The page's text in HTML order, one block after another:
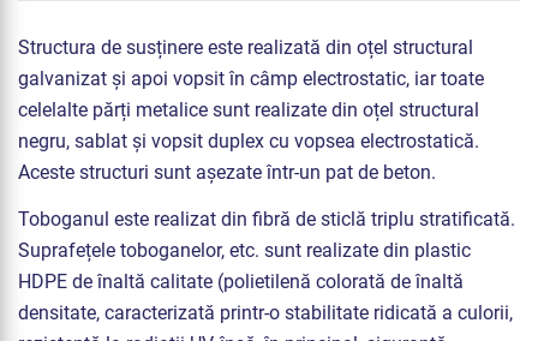
Structura de susținere este realizată din oțel structural
galvanizat și apoi vopsit în câmp electrostatic, iar toate
celelalte părți metalice sunt realizate din oțel structural
negru, sablat și vopsit duplex cu vopsea electrostatică.
Aceste structuri sunt așezate într-un pat de beton.
Toboganul este realizat din fibră de sticlă triplu stratificată.
Suprafețele toboganelor, etc. sunt realizate din plastic
HDPE de înaltă calitate (polietilenă colorată de înaltă
densitate, caracterizată printr-o stabilitate ridicată a culorii,